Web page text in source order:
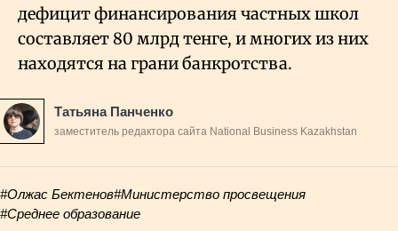
дефицит финансирования частных школ
составляет 80 млрд тенге, и многих из них
находятся на грани банкротства.
Татьяна Панченко
заместитель редактора сайта National Business Kazakhstan
#Олжас Бектенов#Министерство просвещения
#Среднее образование